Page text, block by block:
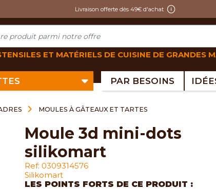
Livraison offerte dès 49€ d'achat
ET MATÉRIELS DE CUISINE DE GRANDES
PAR BESOINS
MOULES À GÂTEAUX ET TARTES
moule 3d mini-dots
silikomart
Ref: 0309314576
Silikomart
LES POINTS FORTS DE CE PRODUIT :